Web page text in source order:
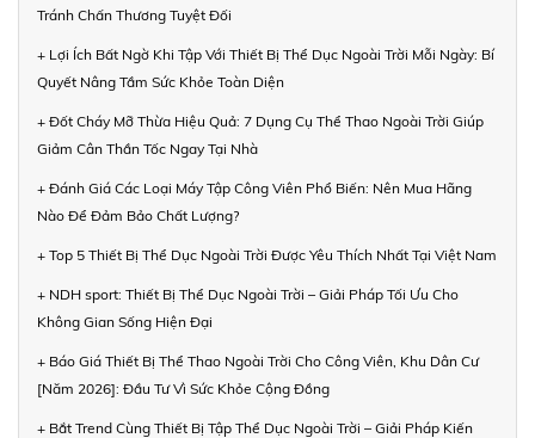
Tránh Chấn Thương Tuyệt Đối
+ Lợi Ích Bất Ngờ Khi Tập Với Thiết Bị Thể Dục Ngoài Trời Mỗi Ngày: Bí
Quyết Nâng Tầm Sức Khỏe Toàn Diện
+ Đốt Cháy Mỡ Thừa Hiệu Quả: 7 Dụng Cụ Thể Thao Ngoài Trời Giúp
Giảm Cân Thần Tốc Ngay Tại Nhà
+ Đánh Giá Các Loại Máy Tập Công Viên Phổ Biến: Nên Mua Hãng
Nào Để Đảm Bảo Chất Lượng?
+ Top 5 Thiết Bị Thể Dục Ngoài Trời Được Yêu Thích Nhất Tại Việt Nam
+ NDH sport: Thiết Bị Thể Dục Ngoài Trời – Giải Pháp Tối Ưu Cho
Không Gian Sống Hiện Đại
+ Báo Giá Thiết Bị Thể Thao Ngoài Trời Cho Công Viên, Khu Dân Cư
[Năm 2026]: Đầu Tư Vì Sức Khỏe Cộng Đồng
+ Bắt Trend Cùng Thiết Bị Tập Thể Dục Ngoài Trời – Giải Pháp Kiến